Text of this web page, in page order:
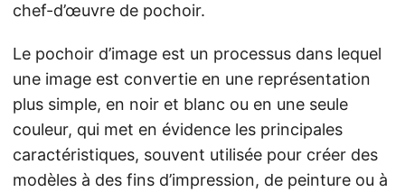
chef-d’œuvre de pochoir.
Le pochoir d’image est un processus dans lequel
une image est convertie en une représentation
plus simple, en noir et blanc ou en une seule
couleur, qui met en évidence les principales
caractéristiques, souvent utilisée pour créer des
modèles à des fins d’impression, de peinture ou à